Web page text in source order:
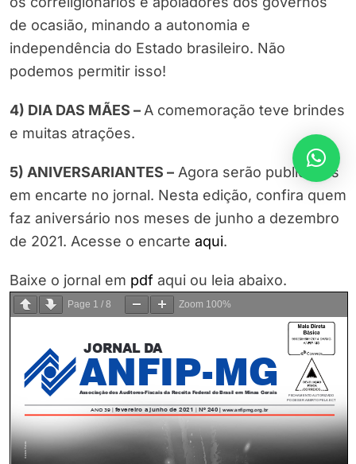
de ocasião, minando a autonomia e
independência do Estado brasileiro. Não
podemos permitir isso!
4) DIA DAS MÃES – A comemoração teve brindes
e muitas atrações.
5) ANIVERSARIANTES – Agora serão publicados
em encarte no jornal. Nesta edição, confira quem
faz aniversário nos meses de junho a dezembro
de 2021. Acesse o encarte aqui.
Baixe o jornal em pdf aqui ou leia abaixo.
Page 1 / 8 Zoom 100%